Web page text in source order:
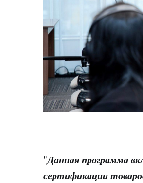
"Данная программа
сертификации